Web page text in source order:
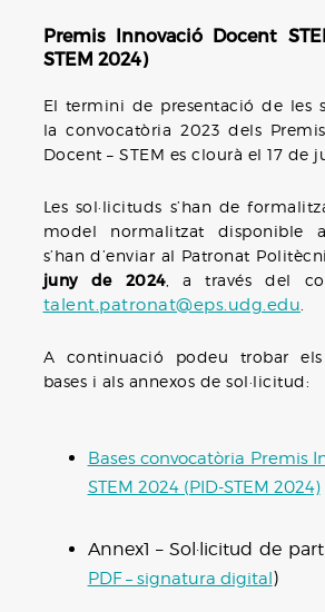
Premis Innovació Docent
STEM 2024)
El termini de presentació de les
la convocatòria 2023 dels
Docent – STEM es clourà el 17 de
Les sol·licituds s’han de
model normalitzat disponible
s’han d’enviar al Patronat
juny de 2024, a través del
talent.patronat@eps.udg.edu
A continuació podeu trobar
bases i als annexos de sol·licitud:
Bases convocatòria Premis
STEM 2024 (PID-STEM 2024)
Annex1 – Sol·licitud de
PDF – signatura digital )